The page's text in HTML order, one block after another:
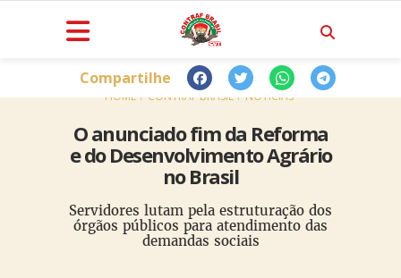
HOME CONTRAF BRASIL NOTÍCIAS
O anunciado fim da Reforma
e do Desenvolvimento Agrário
no Brasil
Servidores lutam pela estruturação dos
órgãos públicos para atendimento das
demandas sociais
Compartilhe